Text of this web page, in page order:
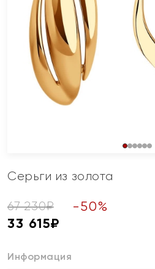
Серьги из золота
67 230₽ -50%
33 615₽
Информация